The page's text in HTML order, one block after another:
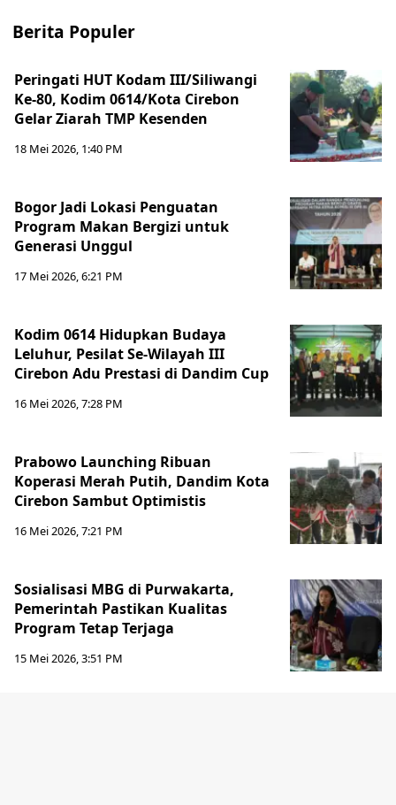
Berita Populer
Peringati HUT Kodam III/Siliwangi
Ke-80, Kodim 0614/Kota Cirebon
Gelar Ziarah TMP Kesenden
18 Mei 2026, 1:40 PM
Bogor Jadi Lokasi Penguatan
Program Makan Bergizi untuk
Generasi Unggul
17 Mei 2026, 6:21 PM
Kodim 0614 Hidupkan Budaya
Leluhur, Pesilat Se-Wilayah III
Cirebon Adu Prestasi di Dandim Cup
16 Mei 2026, 7:28 PM
Prabowo Launching Ribuan
Koperasi Merah Putih, Dandim Kota
Cirebon Sambut Optimistis
16 Mei 2026, 7:21 PM
Sosialisasi MBG di Purwakarta,
Pemerintah Pastikan Kualitas
Program Tetap Terjaga
15 Mei 2026, 3:51 PM